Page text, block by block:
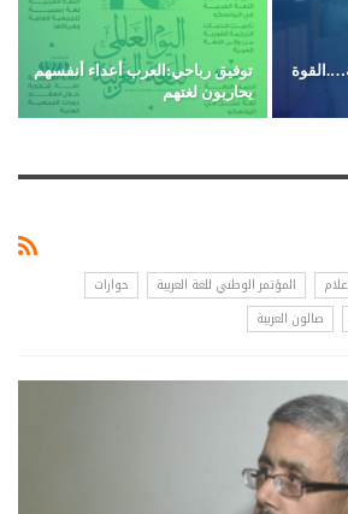
توفيق رباحي:العرب أعداء أنفسهم
يحاربون لغتهم
المؤتمر الوطني للغة العربية
حوارات
صالون العربية